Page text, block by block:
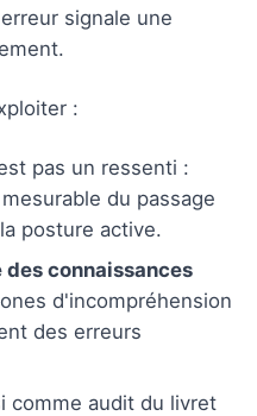
signale une
:
pas un ressenti :
du passage
posture active.
connaissances
d'incompréhension
des erreurs
comme audit du livret